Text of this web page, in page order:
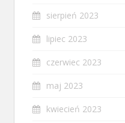
sierpień 2023
lipiec 2023
czerwiec 2023
maj 2023
kwiecień 2023